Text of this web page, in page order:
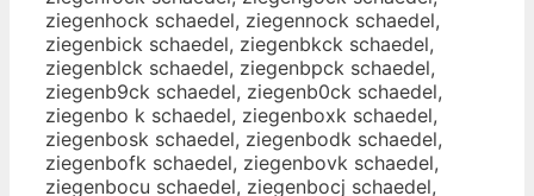
ziegenhock schaedel, ziegennock schaedel,
ziegenbick schaedel, ziegenbkck schaedel,
ziegenblck schaedel, ziegenbpck schaedel,
ziegenb9ck schaedel, ziegenb0ck schaedel,
ziegenbo k schaedel, ziegenboxk schaedel,
ziegenbosk schaedel, ziegenbodk schaedel,
ziegenbofk schaedel, ziegenbovk schaedel,
ziegenbocu schaedel, ziegenbocj schaedel,